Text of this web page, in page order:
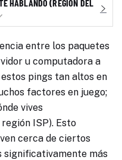
HABLANDO (REGIÓN DEL
entre los paquetes
u computadora a
pings tan altos en
factores en juego;
vives
ISP). Esto
cerca de ciertos
significativamente más